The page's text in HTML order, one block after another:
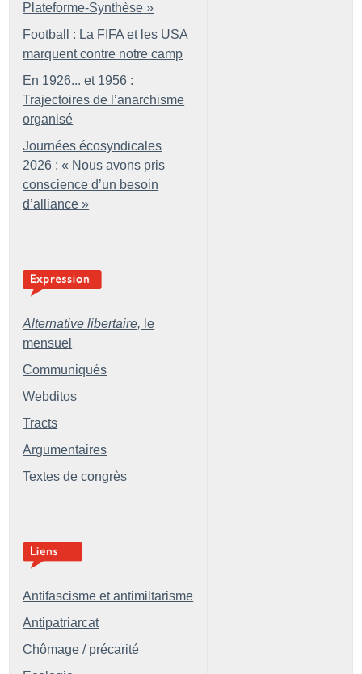
Plateforme-Synthèse »
Football : La FIFA et les USA
marquent contre notre camp
En 1926... et 1956 :
Trajectoires de l’anarchisme
organisé
Journées écosyndicales
2026 : « Nous avons pris
conscience d’un besoin
d’alliance »
Alternative libertaire, le
mensuel
Communiqués
Webditos
Tracts
Argumentaires
Textes de congrès
Antifascisme et antimiltarisme
Antipatriarcat
Chômage / précarité